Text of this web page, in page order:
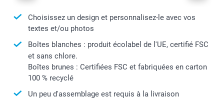
Choisissez un design et personnalisez-le avec vos
textes et/ou photos
Boîtes blanches : produit écolabel de l'UE, certifié FSC
et sans chlore.
Boîtes brunes : Certifiées FSC et fabriquées en carton
100 % recyclé
Un peu d'assemblage est requis à la livraison